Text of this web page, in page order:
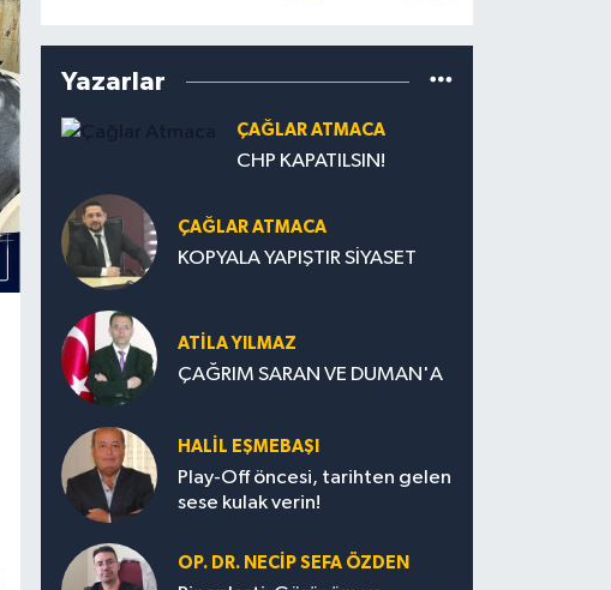
Yazarlar
ÇAĞLAR ATMACA
CHP KAPATILSIN!
ÇAĞLAR ATMACA
KOPYALA YAPIŞTIR SİYASET
ATILA YILMAZ
ÇAĞRIM SARAN VE DUMAN'A
HALIL EŞMEBAŞI
Play-Off öncesi, tarihten gelen
sese kulak verin!
OP. DR. NECIP SEFA ÖZDEN